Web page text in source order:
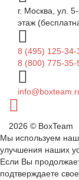
г. Москва, ул.
этаж
8 (495) 125-34-
8 (800) 775-35-
2026 © BoxTeam
Мы используем
улучшения наших
Если Вы
подтверждаете